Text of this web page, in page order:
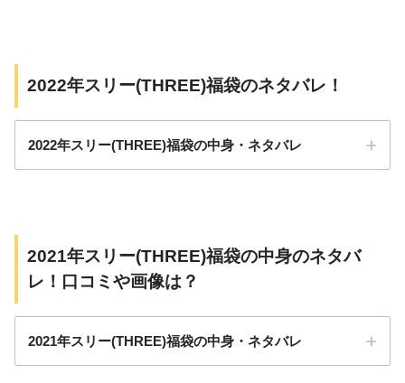
2022年スリー(THREE)福袋のネタバレ！
2022年スリー(THREE)福袋の中身・ネタバレ
2021年スリー(THREE)福袋の中身のネタバ
レ！口コミや画像は？
2021年スリー(THREE)福袋の中身・ネタバレ